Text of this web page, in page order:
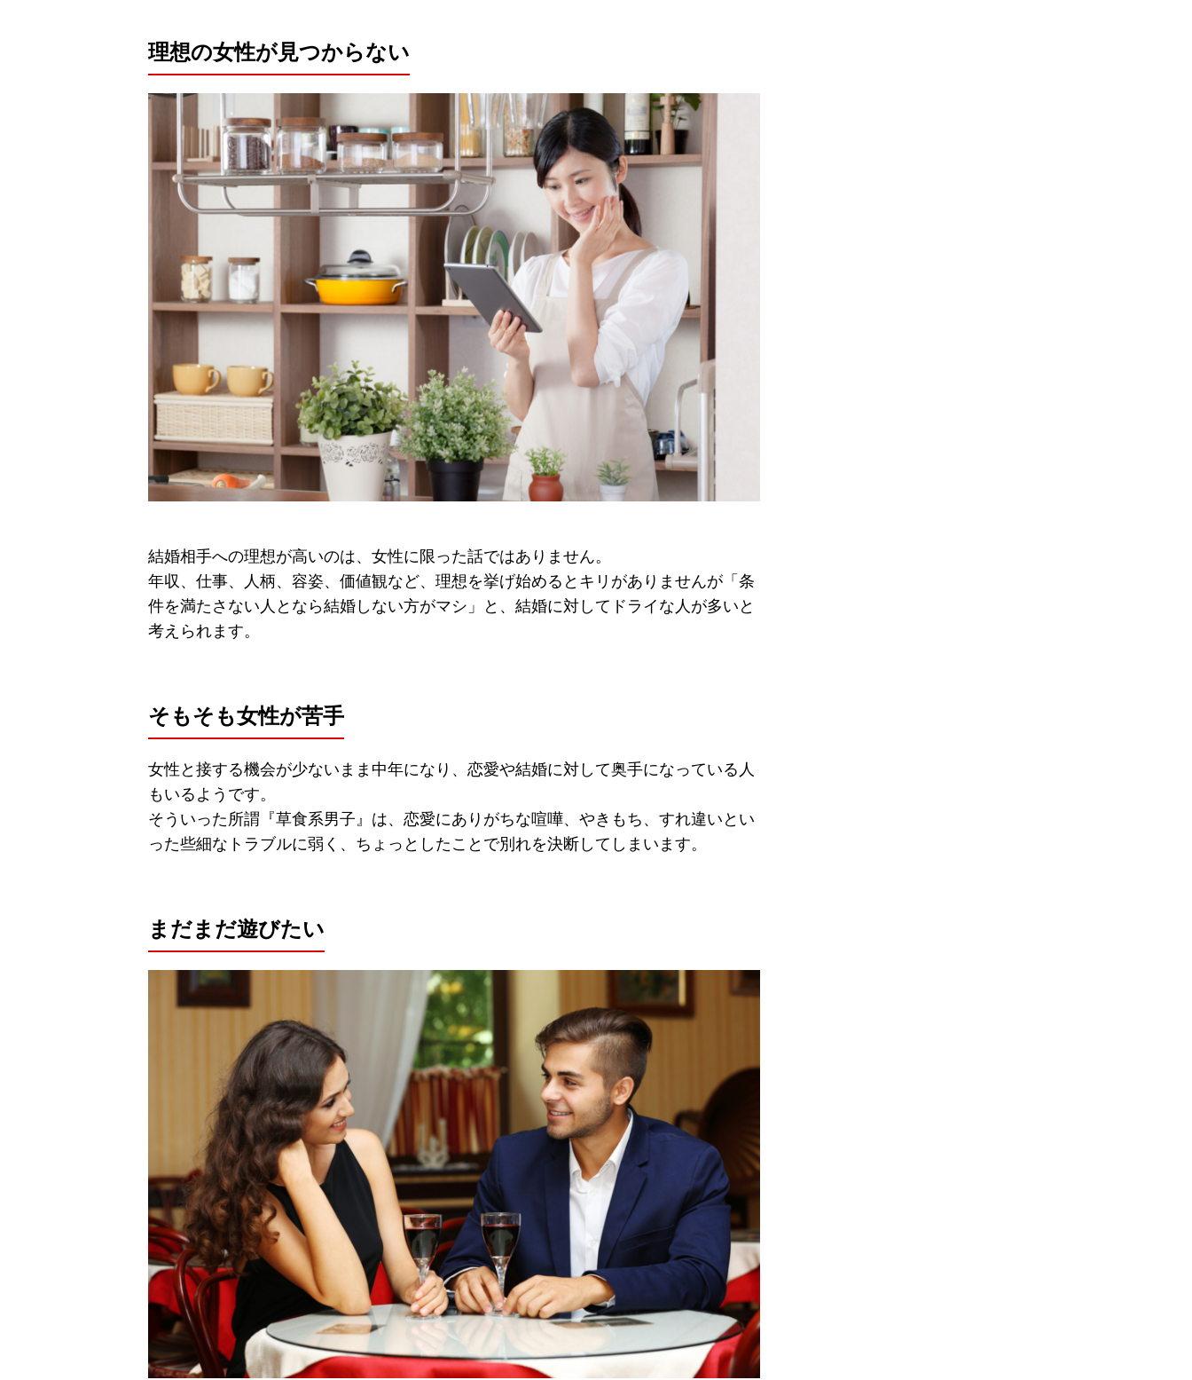
理想の女性が見つからない
結婚相手への理想が高いのは、女性に限った話ではありません。
年収、仕事、人柄、容姿、価値観など、理想を挙げ始めるとキリがありませんが「条
件を満たさない人となら結婚しない方がマシ」と、結婚に対してドライな人が多いと
考えられます。
そもそも女性が苦手
女性と接する機会が少ないまま中年になり、恋愛や結婚に対して奥手になっている人
もいるようです。
そういった所謂『草食系男子』は、恋愛にありがちな喧嘩、やきもち、すれ違いとい
った些細なトラブルに弱く、ちょっとしたことで別れを決断してしまいます。
まだまだ遊びたい